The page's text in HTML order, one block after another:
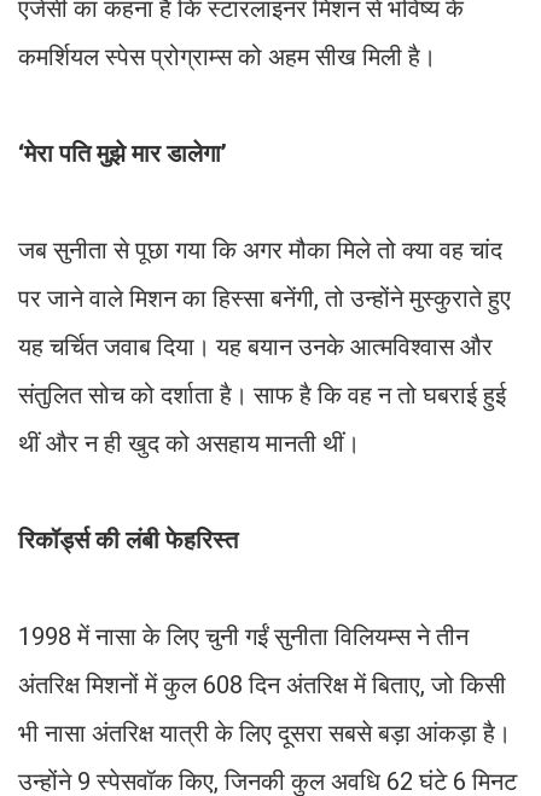
एजेंसी का कहना है कि स्टारलाइनर मिशन से भविष्य के
कमर्शियल स्पेस प्रोग्राम्स को अहम सीख मिली है।
‘मेरा पति मुझे मार डालेगा’
जब सुनीता से पूछा गया कि अगर मौका मिले तो क्या वह चांद
पर जाने वाले मिशन का हिस्सा बनेंगी, तो उन्होंने मुस्कुराते हुए
यह चर्चित जवाब दिया। यह बयान उनके आत्मविश्वास और
संतुलित सोच को दर्शाता है। साफ है कि वह न तो घबराई हुई
थीं और न ही खुद को असहाय मानती थीं।
रिकॉर्ड्स की लंबी फेहरिस्त
1998 में नासा के लिए चुनी गईं सुनीता विलियम्स ने तीन
अंतरिक्ष मिशनों में कुल 608 दिन अंतरिक्ष में बिताए, जो किसी
भी नासा अंतरिक्ष यात्री के लिए दूसरा सबसे बड़ा आंकड़ा है।
उन्होंने 9 स्पेसवॉक किए, जिनकी कुल अवधि 62 घंटे 6 मिनट